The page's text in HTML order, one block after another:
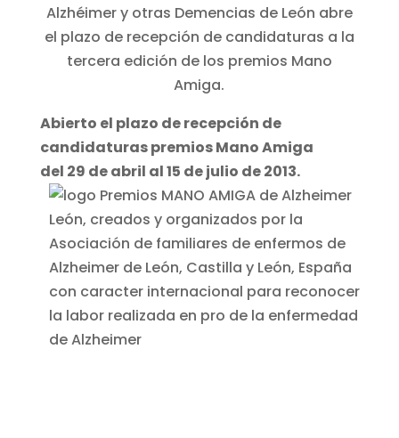
Alzhéimer y otras Demencias de León abre
el plazo de recepción de candidaturas a la
tercera edición de los premios Mano
Amiga.
Abierto el plazo de recepción de
candidaturas premios Mano Amiga
del 29 de abril al 15 de julio de 2013.